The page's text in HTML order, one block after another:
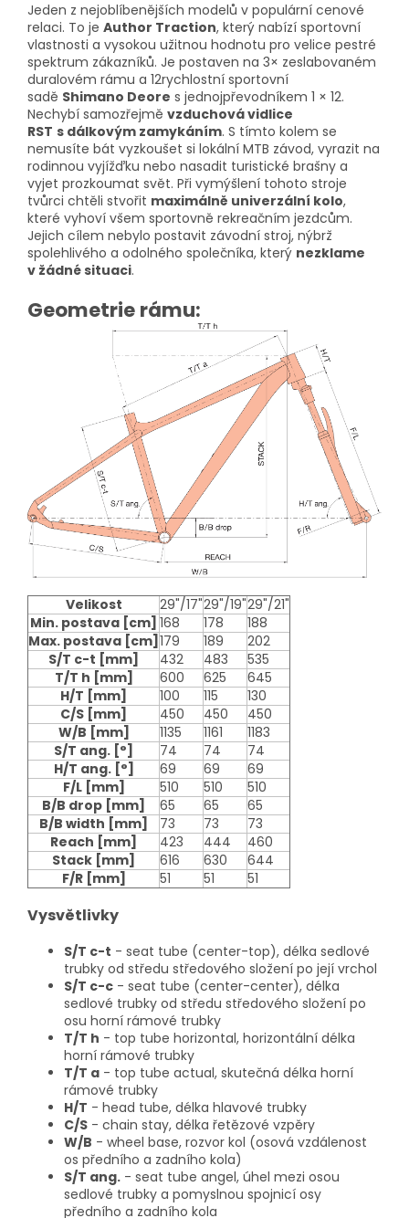
Jeden z nejoblíbenějších modelů v populární cenové
relaci. To je Author Traction, který nabízí sportovní
vlastnosti a vysokou užitnou hodnotu pro velice pestré
spektrum zákazníků. Je postaven na 3× zeslabovaném
duralovém rámu a 12rychlostní sportovní
sadě Shimano Deore s jednojpřevodníkem 1 × 12.
Nechybí samozřejmě vzduchová vidlice
RST s dálkovým zamykáním. S tímto kolem se
nemusíte bát vyzkoušet si lokální MTB závod, vyrazit na
rodinnou vyjížďku nebo nasadit turistické brašny a
vyjet prozkoumat svět. Při vymýšlení tohoto stroje
tvůrci chtěli stvořit maximálně univerzální kolo,
které vyhoví všem sportovně rekreačním jezdcům.
Jejich cílem nebylo postavit závodní stroj, nýbrž
spolehlivého a odolného společníka, který nezklame
v žádné situaci.
Geometrie rámu:
Velikost 29"/17"29"/19"29"/21"
Min. postava [cm] 168 178
188
Max. postava [cm] 179 189
202
S/T c-t [mm] 432 483
535
T/T h [mm] 600 625
645
H/T [mm] 100 115
130
C/S [mm] 450 450
450
W/B [mm] 1135 1161
1183
S/T ang. [°] 74 74
74
H/T ang. [°] 69 69
69
F/L [mm] 510 510
510
B/B drop [mm] 65 65
65
B/B width [mm] 73 73
73
Reach [mm] 423 444
460
Stack [mm] 616 630
644
F/R [mm] 51 51 51
Vysvětlivky
S/T c-t - seat tube (center-top), délka sedlové
trubky od středu středového složení po její vrchol
S/T c-c - seat tube (center-center), délka
sedlové trubky od středu středového složení po
osu horní rámové trubky
T/T h - top tube horizontal, horizontální délka
horní rámové trubky
T/T a - top tube actual, skutečná délka horní
rámové trubky
H/T - head tube, délka hlavové trubky
C/S - chain stay, délka řetězové vzpěry
W/B - wheel base, rozvor kol (osová vzdálenost
os předního a zadního kola)
S/T ang. - seat tube angel, úhel mezi osou
sedlové trubky a pomyslnou spojnicí osy
předního a zadního kola